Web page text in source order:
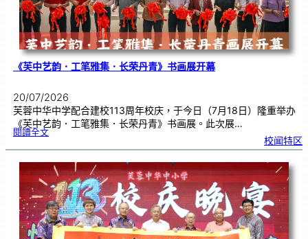
《芙中艺韵．工笔雅集．长荣丹青》书画展开幕
20/07/2026
芙蓉中华中学配合建校113周年校庆，于今日（7月18日）隆重举办
《芙中艺韵．工笔雅集．长荣丹青》书画展。此次展…
閱讀全文:《
艺
．
工
笔
雅
集
．
长
荣
丹
青
》
书
画
展
开
幕
校闻特区